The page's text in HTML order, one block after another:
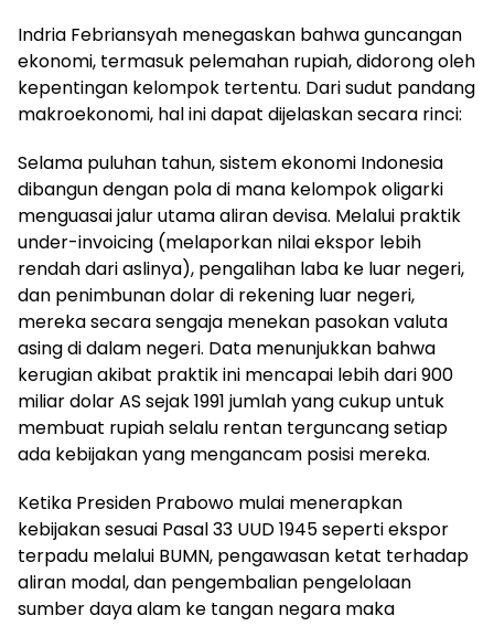
Indria Febriansyah menegaskan bahwa guncangan
ekonomi, termasuk pelemahan rupiah, didorong oleh
kepentingan kelompok tertentu. Dari sudut pandang
makroekonomi, hal ini dapat dijelaskan secara rinci:
Selama puluhan tahun, sistem ekonomi Indonesia
dibangun dengan pola di mana kelompok oligarki
menguasai jalur utama aliran devisa. Melalui praktik
under-invoicing (melaporkan nilai ekspor lebih
rendah dari aslinya), pengalihan laba ke luar negeri,
dan penimbunan dolar di rekening luar negeri,
mereka secara sengaja menekan pasokan valuta
asing di dalam negeri. Data menunjukkan bahwa
kerugian akibat praktik ini mencapai lebih dari 900
miliar dolar AS sejak 1991 jumlah yang cukup untuk
membuat rupiah selalu rentan terguncang setiap
ada kebijakan yang mengancam posisi mereka.
Ketika Presiden Prabowo mulai menerapkan
kebijakan sesuai Pasal 33 UUD 1945 seperti ekspor
terpadu melalui BUMN, pengawasan ketat terhadap
aliran modal, dan pengembalian pengelolaan
sumber daya alam ke tangan negara maka